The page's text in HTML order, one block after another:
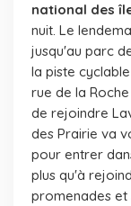
national des
nuit. Le
jusqu'au parc
la piste
rue de la
de rejoindre
des Prairie va
pour entrer
plus qu'à
promenades et